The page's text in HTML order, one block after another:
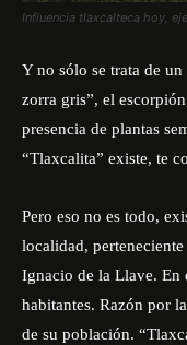
Influencia tlaxcalteca hoy,
Y no sólo se trata de
zorra gris”, el
presencia de plantas
“Tlaxcalita” existe, te
Pero eso no es todo,
localidad,
Ignacio de la Llave. En
habitantes. Razón por
de su población.